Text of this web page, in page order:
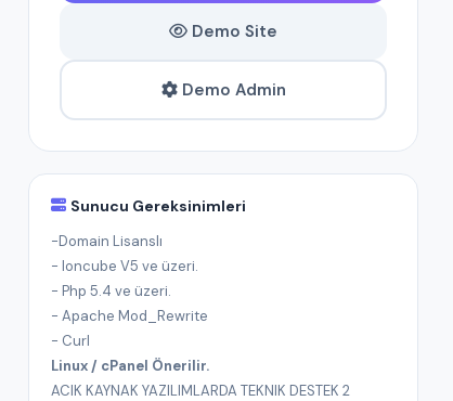
Demo Site
Demo Admin
Sunucu Gereksinimleri
-Domain Lisanslı
- Ioncube V5 ve üzeri.
- Php 5.4 ve üzeri.
- Apache Mod_Rewrite
- Curl
Linux / cPanel Önerilir.
ACIK KAYNAK YAZILIMLARDA TEKNIK DESTEK 2